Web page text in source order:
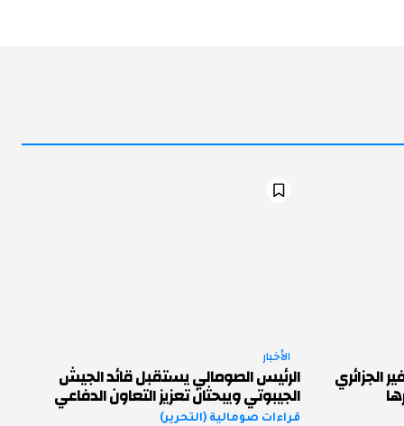
الأخبار
الرئيس الصومالي يستقبل قائد الجيش
الجيبوتي ويبحثان تعزيز التعاون الدفاعي
قراءات صومالية (التحرير)